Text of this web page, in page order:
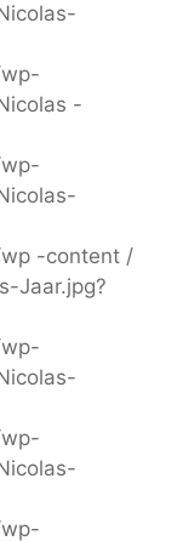
-
-content /
Jaar.jpg?